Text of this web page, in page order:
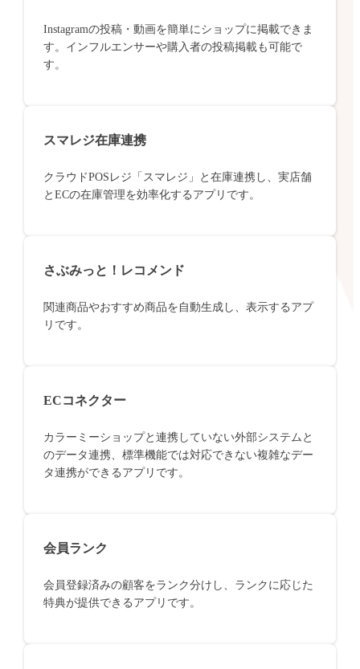
Instagramの投稿・動画を簡単にショップに掲載できま
す。インフルエンサーや購入者の投稿掲載も可能で
す。
スマレジ在庫連携
クラウドPOSレジ「スマレジ」と在庫連携し、実店舗
とECの在庫管理を効率化するアプリです。
さぶみっと！レコメンド
関連商品やおすすめ商品を自動生成し、表示するアプ
リです。
ECコネクター
カラーミーショップと連携していない外部システムと
のデータ連携、標準機能では対応できない複雑なデー
タ連携ができるアプリです。
会員ランク
会員登録済みの顧客をランク分けし、ランクに応じた
特典が提供できるアプリです。